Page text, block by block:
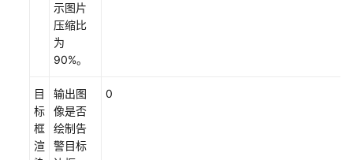
示图片
压缩比
为
90%。
目
标
框
渲
输出图
像是否
绘制告
警目标
0